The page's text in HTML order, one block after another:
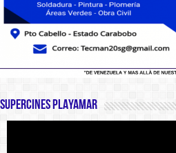
SUPERCINES PLAYAMAR